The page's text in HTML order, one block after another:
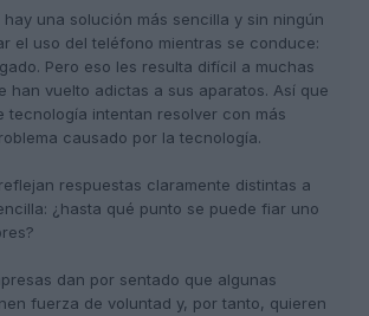
hay una solución más sencilla y sin ningún
el uso del teléfono mientras se conduce:
Pero eso les resulta difícil a muchas
han vuelto adictas a sus aparatos. Así que
tecnología intentan resolver con más
causado por la tecnología.
respuestas claramente distintas a
¿hasta qué punto se puede fiar uno
dan por sentado que algunas
fuerza de voluntad y, por tanto, quieren